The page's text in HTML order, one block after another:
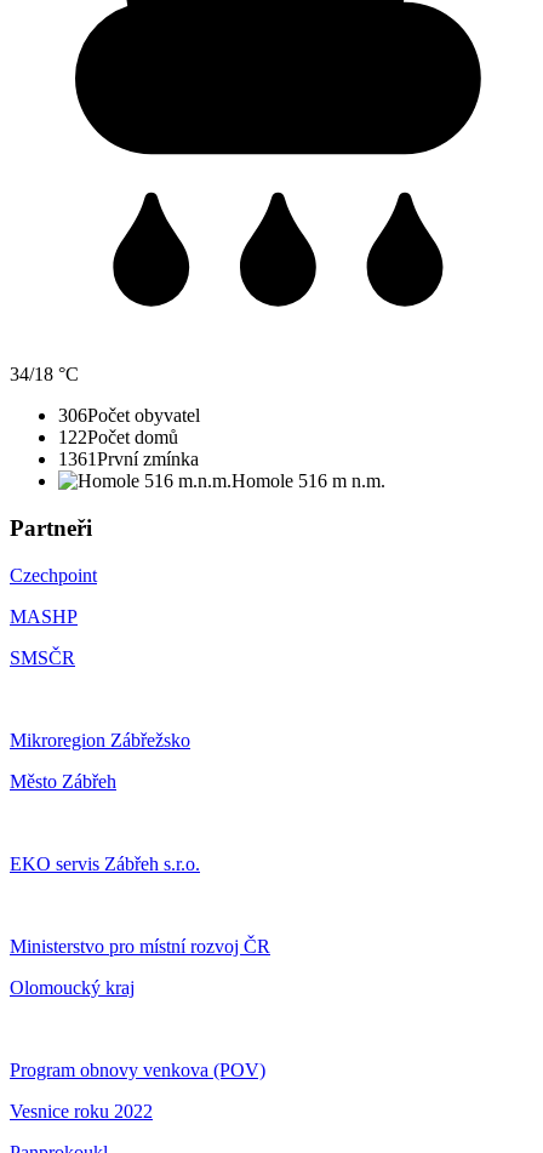
34/18 °C
306Počet obyvatel
122Počet domů
1361První zmínka
Homole 516 m n.m.
Partneři
Czechpoint
MASHP
SMSČR
Mikroregion Zábřežsko
Město Zábřeh
EKO servis Zábřeh s.r.o.
Ministerstvo pro místní rozvoj ČR
Olomoucký kraj
Program obnovy venkova (POV)
Vesnice roku 2022